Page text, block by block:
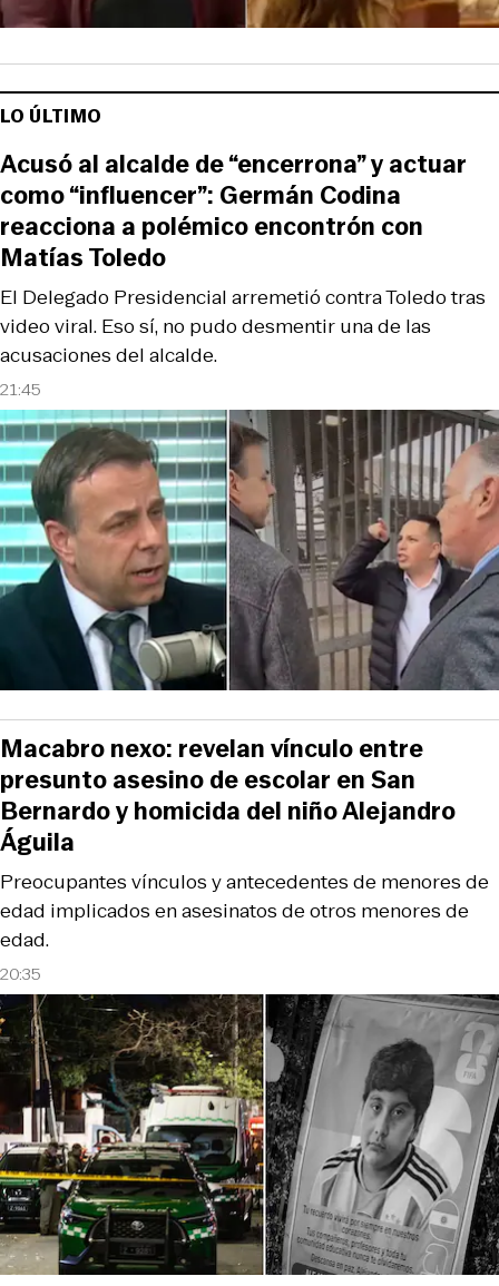
LO ÚLTIMO
21:45
El Delegado Presidencial arremetió contra Toledo tras
video viral. Eso sí, no pudo desmentir una de las
acusaciones del alcalde.
Acusó al alcalde de “encerrona” y actuar
como “influencer”: Germán Codina
reacciona a polémico encontrón con
Matías Toledo
20:35
Preocupantes vínculos y antecedentes de menores de
edad implicados en asesinatos de otros menores de
edad.
Macabro nexo: revelan vínculo entre
presunto asesino de escolar en San
Bernardo y homicida del niño Alejandro
Águila